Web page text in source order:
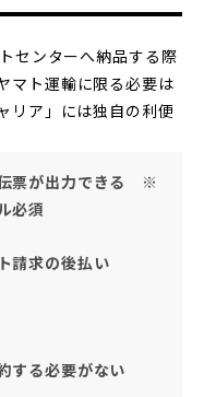
センターへ納品する際
マト運輸に限る必要は
リア」には独自の利便
票が出力できる ※
必須
求の後払い
る必要がない